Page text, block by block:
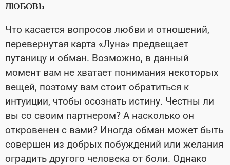
ЛЮБОВЬ
Что касается вопросов любви и отношений,
перевернутая карта «Луна» предвещает
путаницу и обман. Возможно, в данный
момент вам не хватает понимания некоторых
вещей, поэтому вам стоит обратиться к
интуиции, чтобы осознать истину. Честны ли
вы со своим партнером? А насколько он
откровенен с вами? Иногда обман может быть
совершен из добрых побуждений или желания
оградить другого человека от боли. Однако